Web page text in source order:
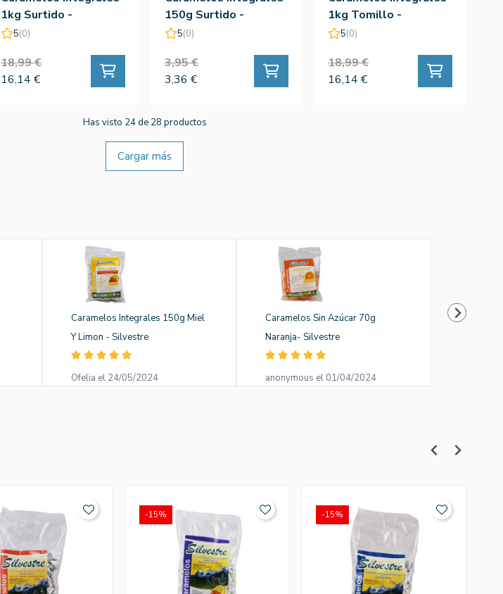
1kg Surtido -
Silvestre
5(0)
18,99 €
16,14 €
150g Surtido -
Silvestre
5(0)
3,95 €
3,36 €
1kg Tomillo -
Silvestre
5(0)
18,99 €
16,14 €
Has visto 24 de 28 productos
Cargar más
Caramelos Integrales 150g Miel
Y Limon - Silvestre
Ofelia el 24/05/2024
Caramelos Sin Azúcar 70g
Naranja- Silvestre
anonymous el 01/04/2024
-15% -15%